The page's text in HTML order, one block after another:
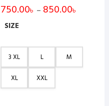
750.00৳ – 850.00৳
SIZE
3 XL L
M
XL
XXL